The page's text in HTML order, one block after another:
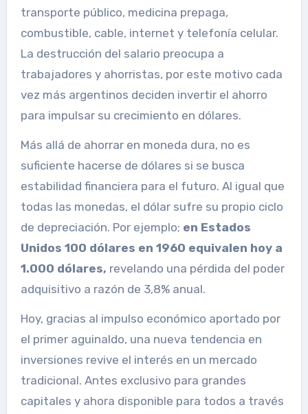
transporte público, medicina prepaga,
combustible, cable, internet y telefonía celular.
La destrucción del salario preocupa a
trabajadores y ahorristas, por este motivo cada
vez más argentinos deciden invertir el ahorro
para impulsar su crecimiento en dólares.
Más allá de ahorrar en moneda dura, no es
suficiente hacerse de dólares si se busca
estabilidad financiera para el futuro. Al igual que
todas las monedas, el dólar sufre su propio ciclo
de depreciación. Por ejemplo; en Estados
Unidos 100 dólares en 1960 equivalen hoy a
1.000 dólares, revelando una pérdida del poder
adquisitivo a razón de 3,8% anual.
Hoy, gracias al impulso económico aportado por
el primer aguinaldo, una nueva tendencia en
inversiones revive el interés en un mercado
tradicional. Antes exclusivo para grandes
capitales y ahora disponible para todos a través